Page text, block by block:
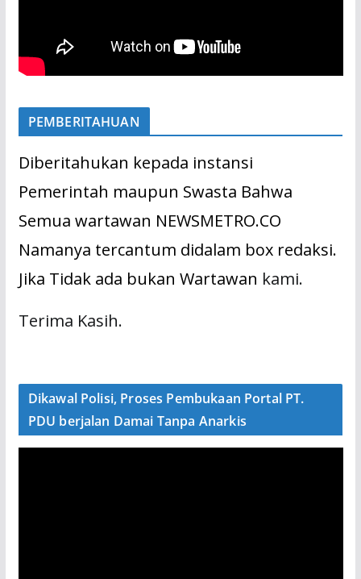
PEMBERITAHUAN
Diberitahukan kepada instansi
Pemerintah maupun Swasta Bahwa
Semua wartawan NEWSMETRO.CO
Namanya tercantum didalam box redaksi.
Jika Tidak ada bukan Wartawan kami.
Terima Kasih.
Dikawal Polisi, Proses Pembukaan Portal PT.
PDU berjalan Damai Tanpa Anarkis